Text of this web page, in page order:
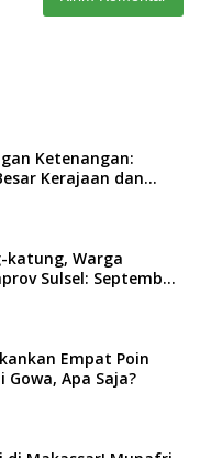
Ketenangan:
Kerajaan dan
katung, Warga
Sulsel: September
Empat Poin
Apa Saja?